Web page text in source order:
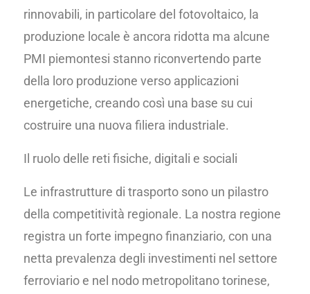
rinnovabili, in particolare del fotovoltaico, la
produzione locale è ancora ridotta ma alcune
PMI piemontesi stanno riconvertendo parte
della loro produzione verso applicazioni
energetiche, creando così una base su cui
costruire una nuova filiera industriale.
Il ruolo delle reti fisiche, digitali e sociali
Le infrastrutture di trasporto sono un pilastro
della competitività regionale. La nostra regione
registra un forte impegno finanziario, con una
netta prevalenza degli investimenti nel settore
ferroviario e nel nodo metropolitano torinese,